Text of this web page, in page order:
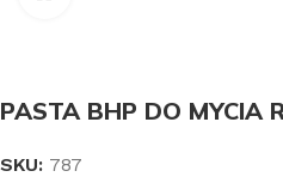
PASTA BHP DO MYCIA
SKU: 787